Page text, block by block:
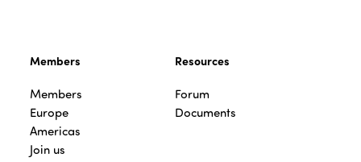
Members
Members
Europe
Americas
Join us
Resources
Forum
Documents